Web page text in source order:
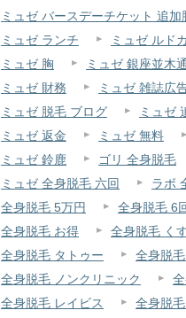
ミュゼ バースデーチケット 追加
ミュゼ ランチ
ミュゼ ルド
ミュゼ 胸
ミュゼ 銀座並木
ミュゼ 財務
ミュゼ 雑誌広
ミュゼ 脱毛 ブログ
ミュゼ
ミュゼ 返金
ミュゼ 無料
ミュゼ 鈴鹿
ゴリ 全身脱毛
ミュゼ 全身脱毛 六回
ラボ
全身脱毛 5万円
全身脱毛 6
全身脱毛 お得
全身脱毛 く
全身脱毛 タトゥー
全身脱
全身脱毛 ノンクリニック
全身脱毛 レイビス
全身脱